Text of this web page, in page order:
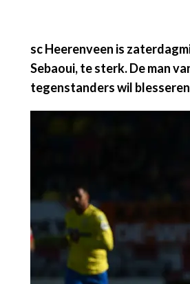
sc Heerenveen is
Sebaoui, te sterk. De man
tegenstanders wil